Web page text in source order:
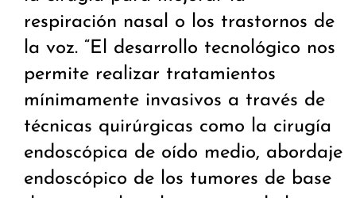
respiración nasal o los trastornos de
la voz. “El desarrollo tecnológico nos
permite realizar tratamientos
mínimamente invasivos a través de
técnicas quirúrgicas como la cirugía
endoscópica de oído medio, abordaje
endoscópico de los tumores de base